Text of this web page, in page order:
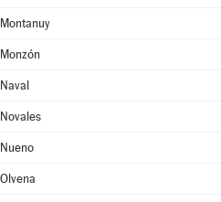
Montanuy
Monzón
Naval
Novales
Nueno
Olvena